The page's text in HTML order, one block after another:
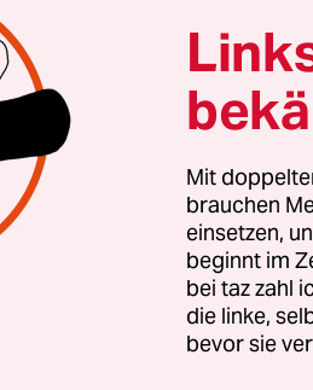
sagt, „Krieg ist immer
betont am Montag im
wieder Ruhe hier.“ Es
in der Ukraine
suchen, findet der
zog, hier bereits
sollen damit nicht
aber die Propaganda sei,
Mit
brauchen
einsetzen,
beginnt im
bei taz zahl
die linke,
bevor sie